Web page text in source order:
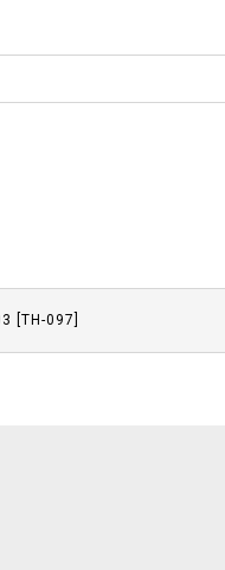
TH-097